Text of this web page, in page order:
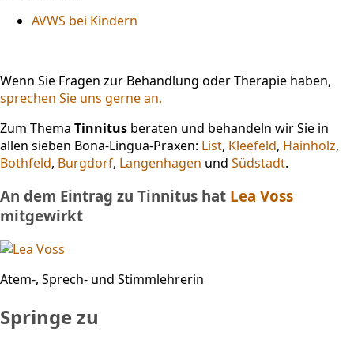
AVWS bei Kindern
Wenn Sie Fragen zur Behandlung oder Therapie haben,
sprechen Sie uns gerne an.
Zum Thema Tinnitus beraten und behandeln wir Sie in
allen sieben Bona-Lingua-Praxen: List, Kleefeld, Hainholz,
Bothfeld, Burgdorf, Langenhagen und Südstadt.
An dem Eintrag zu Tinnitus hat Lea Voss
mitgewirkt
Atem-, Sprech- und Stimmlehrerin
Springe zu